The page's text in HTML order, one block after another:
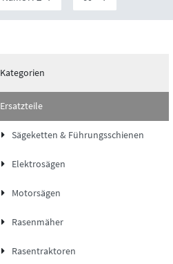
Kategorien
Ersatzteile
Sägeketten & Führungsschienen
Elektrosägen
Motorsägen
Rasenmäher
Rasentraktoren